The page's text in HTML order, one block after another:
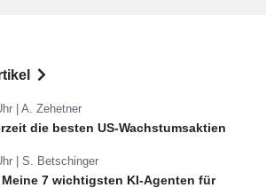
| A. Zehetner
die besten US-Wachstumsaktien
| S. Betschinger
7 wichtigsten KI-Agenten für